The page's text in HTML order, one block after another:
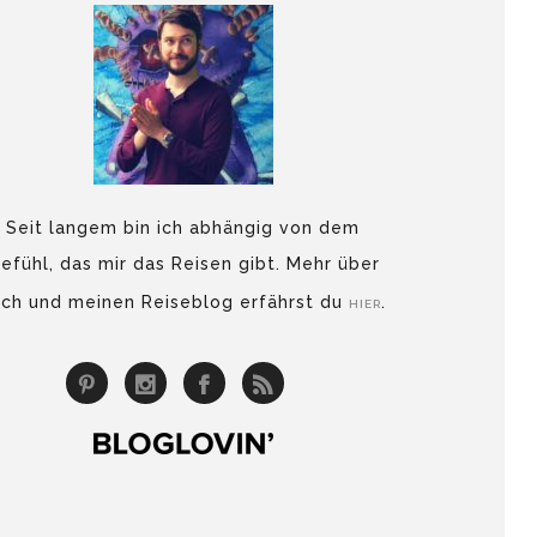
Seit langem bin ich abhängig von dem
das mir das Reisen gibt. Mehr über
und meinen Reiseblog erfährst du
HIER.